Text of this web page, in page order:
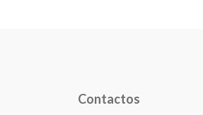
Contactos